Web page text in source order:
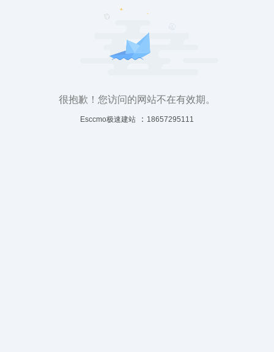
很抱歉！您访问的网站不在有效期。
Esccmo极速建站 ： 18657295111